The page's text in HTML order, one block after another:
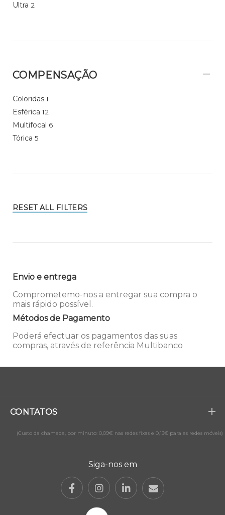
Ultra 2
COMPENSAÇÃO
Coloridas 1
Esférica 12
Multifocal 6
Tórica 5
RESET ALL FILTERS
Envio e entrega
Comprometemo-nos a entregar sua compra o
mais rápido possível.
Métodos de Pagamento
Poderá efectuar os pagamentos das suas
compras, através de referência Multibanco
CONTATOS
(Custo da chamada, por minuto: 0,09€ nas redes fixas e 0,13€ para as redes móveis)
Siga-nos em